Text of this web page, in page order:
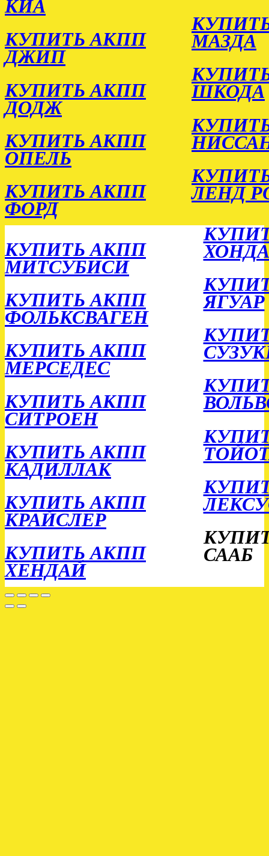
КИА
КУПИТЬ АКПП
ДЖИП
КУПИТЬ АКПП
ДОДЖ
КУПИТЬ АКПП
ОПЕЛЬ
КУПИТЬ АКПП
ФОРД
МАЗДА
ШКОДА
ЛЕНД
КУПИТЬ АКПП
МИТСУБИСИ
КУПИТЬ АКПП
ФОЛЬКСВАГЕН
КУПИТЬ АКПП
МЕРСЕДЕС
КУПИТЬ АКПП
СИТРОЕН
КУПИТЬ АКПП
КАДИЛЛАК
КУПИТЬ АКПП
КРАЙСЛЕР
КУПИТЬ АКПП
ХЕНДАЙ
ХОНДА
ЯГУАР
СААБ